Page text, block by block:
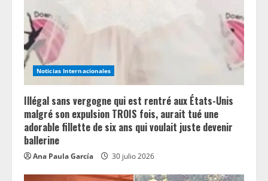
Noticias Internacionales
Illégal sans vergogne qui est rentré aux États-Unis
malgré son expulsion TROIS fois, aurait tué une
adorable fillette de six ans qui voulait juste devenir
ballerine
Ana Paula García 30 julio 2026